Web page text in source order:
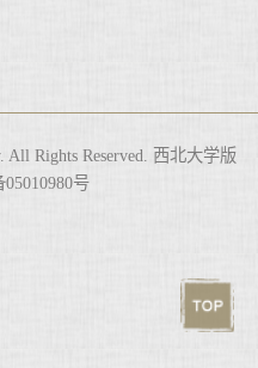
All Rights Reserved. 西北大学版
号